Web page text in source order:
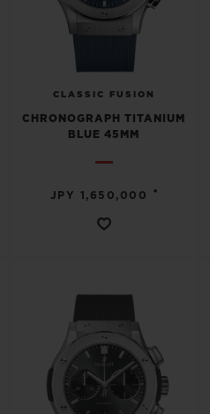
CLASSIC FUSION
CHRONOGRAPH TITANIUM
BLUE 45MM
JPY 1,650,000 •